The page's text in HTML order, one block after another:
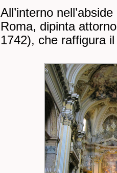
All’interno
Roma, dipinta
1742), che raffigura